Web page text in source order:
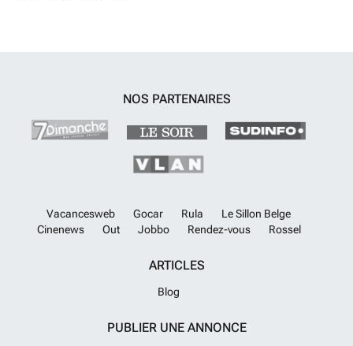
NOS PARTENAIRES
Vacancesweb Gocar Rula
Le Sillon Belge
Cinenews
Out Jobbo Rendez-vous Rossel
ARTICLES
Blog
PUBLIER UNE ANNONCE